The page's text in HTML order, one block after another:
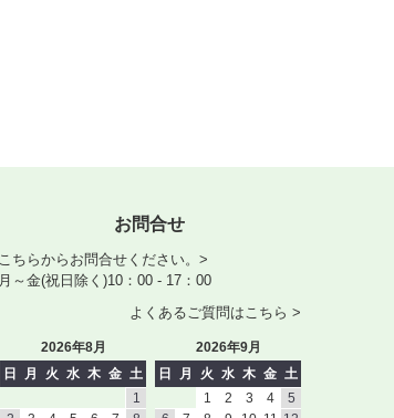
お問合せ
こちらからお問合せください。>
月～金(祝日除く)10：00 - 17：00
よくあるご質問はこちら >
2026年8月
日
月 火 水 木 金 土
1
2026年9月
日
月 火 水 木 金 土
1
2 3 4
5